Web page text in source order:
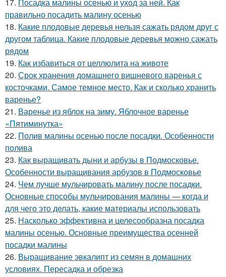
17. Посадка малины осенью и уход за ней. Как
правильно посадить малину осенью
18. Какие плодовые деревья нельзя сажать рядом друг с
другом таблица. Какие плодовые деревья можно сажать
рядом
19. Как избавиться от целлюлита на животе
20. Срок хранения домашнего вишневого варенья с
косточками. Самое темное место. Как и сколько хранить
варенье?
21. Варенье из яблок на зиму. Яблочное варенье
«Пятиминутка»
22. Полив малины осенью после посадки. Особенности
полива
23. Как выращивать дыни и арбузы в Подмосковье.
Особенности выращивания арбузов в Подмосковье
24. Чем лучше мульчировать малину после посадки.
Основные способы мульчирования малины — когда и
для чего это делать, какие материалы использовать
25. Насколько эффективна и целесообразна посадка
малины осенью. Основные преимущества осенней
посадки малины
26. Выращивание эвкалипт из семян в домашних
условиях. Пересадка и обрезка